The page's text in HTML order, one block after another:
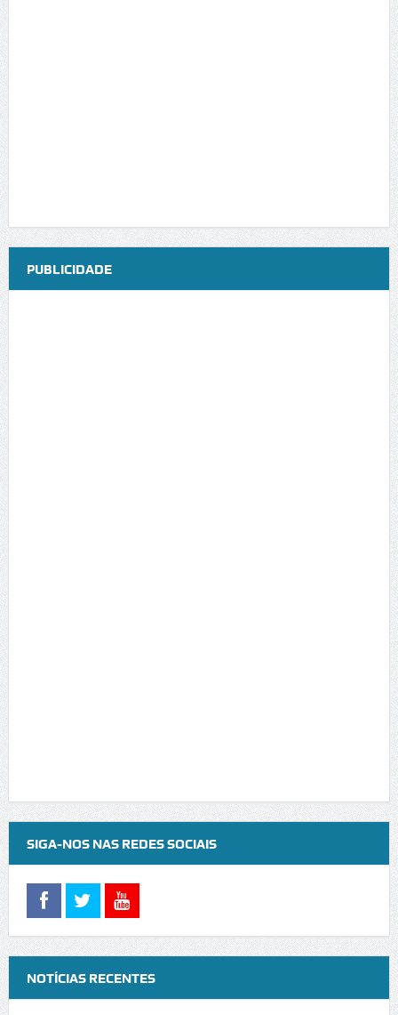
PUBLICIDADE
SIGA-NOS NAS REDES SOCIAIS
NOTÍCIAS RECENTES